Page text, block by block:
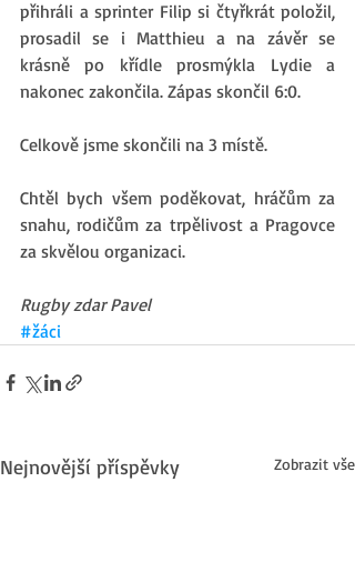
přihráli a sprinter Filip si čtyřkrát položil,
prosadil se i Matthieu a na závěr se
krásně po křídle prosmýkla Lydie a
nakonec zakončila. Zápas skončil 6:0.
Celkově jsme skončili na 3 místě.
Chtěl bych všem poděkovat, hráčům za
snahu, rodičům za trpělivost a Pragovce
za skvělou organizaci.
Rugby zdar Pavel
#žáci
Nejnovější příspěvky Zobrazit vše